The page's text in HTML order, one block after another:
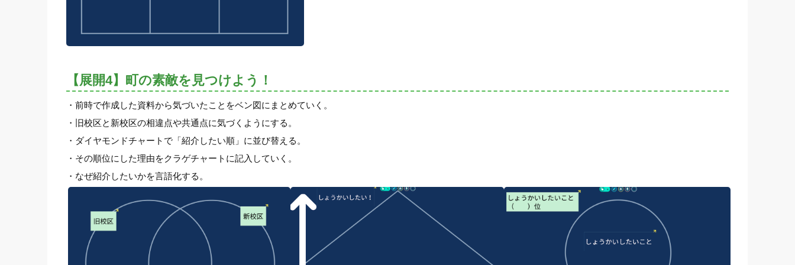
【展開4】町の素敵を見つけよう！
・前時で作成した資料から気づいたことをベン図にまとめていく。
・旧校区と新校区の相違点や共通点に気づくようにする。
・ダイヤモンドチャートで「紹介したい順」に並び替える。
・その順位にした理由をクラゲチャートに記入していく。
・なぜ紹介したいかを言語化する。